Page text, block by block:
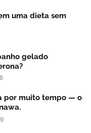
uma dieta sem
gelado
por muito tempo — o